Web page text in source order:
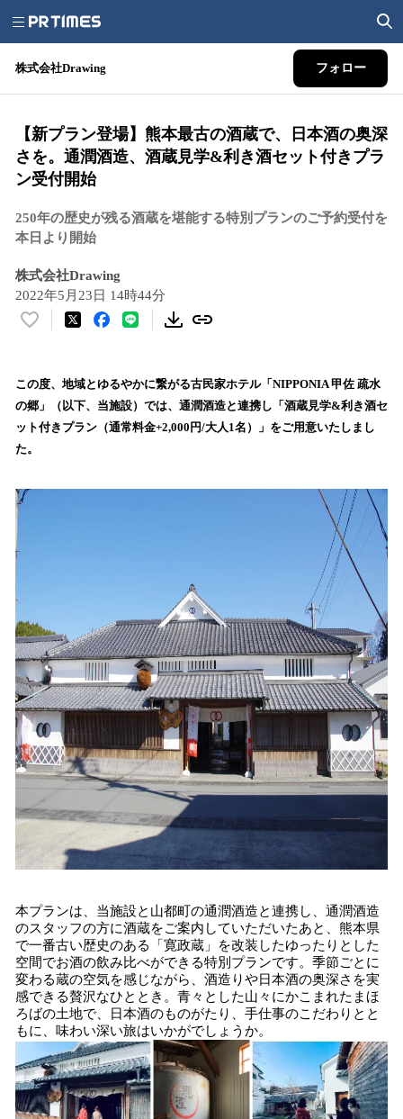
株式会社Drawing フォロー
【新プラン登場】熊本最古の酒蔵で、日本酒の奥深
さを。通潤酒造、酒蔵見学&利き酒セット付きプラ
ン受付開始
250年の歴史が残る酒蔵を堪能する特別プランのご予約受付を
本日より開始
株式会社Drawing
2022年5月23日 14時44分
い
！
数
を
この度、地域とゆるやかに繋がる古民家ホテル「NIPPONIA 甲佐 疏水
の郷」（以下、当施設）では、通潤酒造と連携し「酒蔵見学&利き酒セ
ット付きプラン（通常料金+2,000円/大人1名）」をご用意いたしまし
た。
本プランは、当施設と山都町の通潤酒造と連携し、通潤酒造
のスタッフの方に酒蔵をご案内していただいたあと、熊本県
で一番古い歴史のある「寛政蔵」を改装したゆったりとした
空間でお酒の飲み比べができる特別プランです。季節ごとに
変わる蔵の空気を感じながら、酒造りや日本酒の奥深さを実
感できる贅沢なひととき。青々とした山々にかこまれたまほ
ろばの土地で、日本酒のものがたり、手仕事のこだわりとと
もに、味わい深い旅はいかがでしょうか。